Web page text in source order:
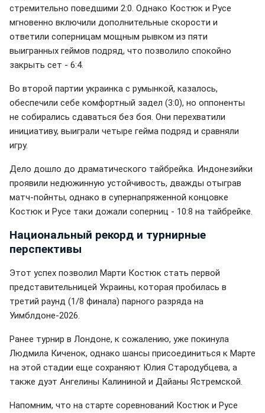
стремительно поведшими 2:0. Однако Костюк и Русе
мгновенно включили дополнительные скорости и
ответили соперницам мощным рывком из пяти
выигранных геймов подряд, что позволило спокойно
закрыть сет - 6:4.
Во второй партии украинка с румынкой, казалось,
обеспечили себе комфортный задел (3:0), но оппоненты
не собирались сдаваться без боя. Они перехватили
инициативу, выиграли четыре гейма подряд и сравняли
игру.
Дело дошло до драматического тайбрейка. Индонезийки
проявили недюжинную устойчивость, дважды отыграв
матч-пойнты, однако в супернапряженной концовке
Костюк и Русе таки дожали соперниц - 10:8 на тайбрейке.
Национальный рекорд и турнирные
перспективы
Этот успех позволил Марти Костюк стать первой
представительницей Украины, которая пробилась в
третий раунд (1/8 финала) парного разряда на
Уимблдоне-2026.
Ранее турнир в Лондоне, к сожалению, уже покинула
Людмила Киченок, однако шансы присоединиться к Марте
на этой стадии еще сохраняют Юлия Стародубцева, а
также дуэт Ангелины Калининой и Дайаны Ястремской.
Напомним, что на старте соревнований Костюк и Русе